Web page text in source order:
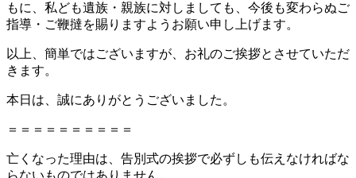
もに、私ども遺族・親族に対しましても、今後も変わらぬご
指導・ご鞭撻を賜りますようお願い申し上げます。
以上、簡単ではございますが、お礼のご挨拶とさせていただ
きます。
本日は、誠にありがとうございました。
＝＝＝＝＝＝＝＝＝＝
亡くなった理由は、告別式の挨拶で必ずしも伝えなければな